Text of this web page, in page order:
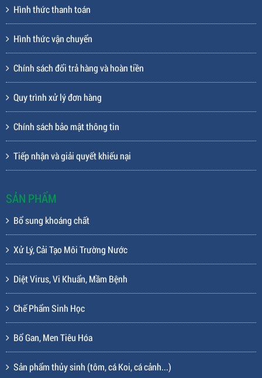
Hình thức thanh toán
Hình thức vận chuyển
Chính sách đổi trả hàng và hoàn tiền
Quy trình xử lý đơn hàng
Chính sách bảo mật thông tin
Tiếp nhận và giải quyết khiếu nại
SẢN PHẨM
Bổ sung khoáng chất
Xử Lý, Cải Tạo Môi Trường Nước
Diệt Virus, Vi Khuẩn, Mầm Bệnh
Chế Phẩm Sinh Học
Bổ Gan, Men Tiêu Hóa
Sản phẩm thủy sinh (tôm, cá Koi, cá cảnh...)